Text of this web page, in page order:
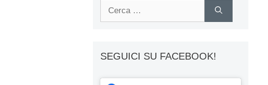
SEGUICI SU FACEBOOK!